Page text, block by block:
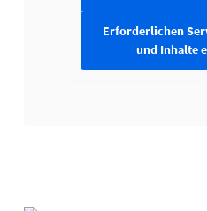
Erforderlichen
und Inhalte